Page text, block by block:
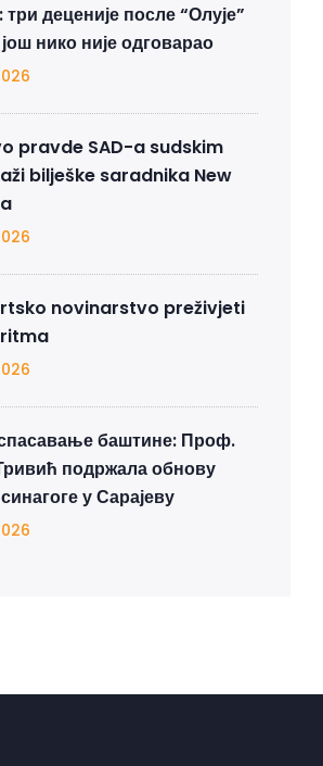
деценије после “Олује”
нико није одговарао
pravde SAD-a sudskim
bilješke saradnika New
novinarstvo preživjeti
баштине: Проф.
подржала обнову
у Сарајеву